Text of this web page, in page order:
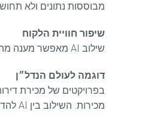
מבוססות נתונים ולא
שיפור חוויית הלקוח
שילוב AI מאפשר מענה מהיר יותר (צ׳אטבוטים), שירות מדויק יותר והבנה עמוקה של צרכי הלקוח. התוצאה היא חוויית משתמש טובה יותר שמובילה להגדלת שביעות רצון והמרות.
דוגמה לעולם הנדל״ן
מכירות. השילוב בין AI להדמיות יוצר חוויית מכירה מתקדמת ואפקטיבית במיוחד.